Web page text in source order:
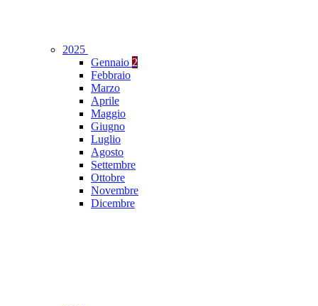
2025
Gennaio 2
Febbraio
Marzo
Aprile
Maggio
Giugno
Luglio
Agosto
Settembre
Ottobre
Novembre
Dicembre